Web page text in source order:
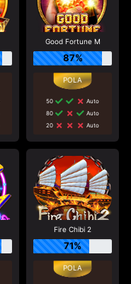
Good Fortune M
87%
50
Auto
80
Auto
20
Auto
Fire Chibi 2
71%